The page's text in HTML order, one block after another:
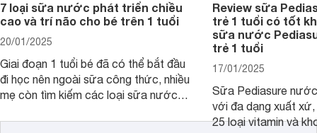
7 loại sữa nước phát triển chiều
cao và trí não cho bé trên 1 tuổi
20/01/2025
Giai đoạn 1 tuổi bé đã có thể bắt đầu
đi học nên ngoài sữa công thức, nhiều
mẹ còn tìm kiếm các loại sữa nước
trẻ. Dưới đây là 7 loại sữa nước phát
Review sữa
trẻ 1 tuổi có tốt
sữa nước
trẻ 1 tuổi
17/01/2025
Sữa Pediasure
với đa dạng xuất
25 loại vitamin và